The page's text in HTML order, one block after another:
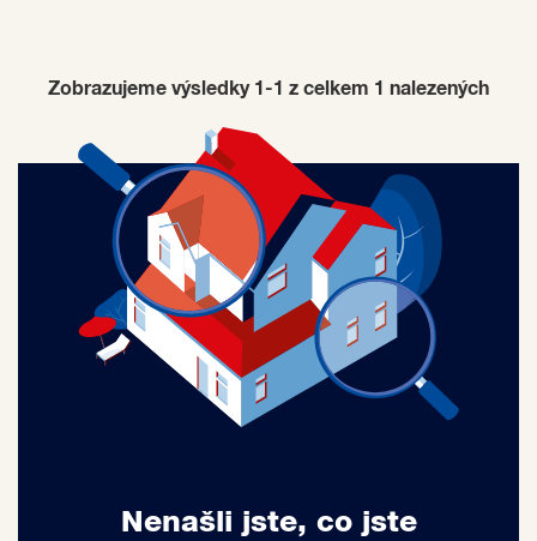
Zobrazujeme výsledky 1-1 z celkem 1 nalezených
Nenašli jste, co jste